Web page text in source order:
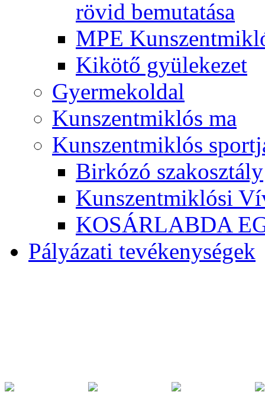
rövid bemutatása
MPE
Kikötő gyülekezet
Gyermekoldal
Kunszentmiklós ma
Kunszentmiklós
Birkózó szakosztály
Kunszentmiklósi
KOSÁRLABDA
Pályázati tevékenységek